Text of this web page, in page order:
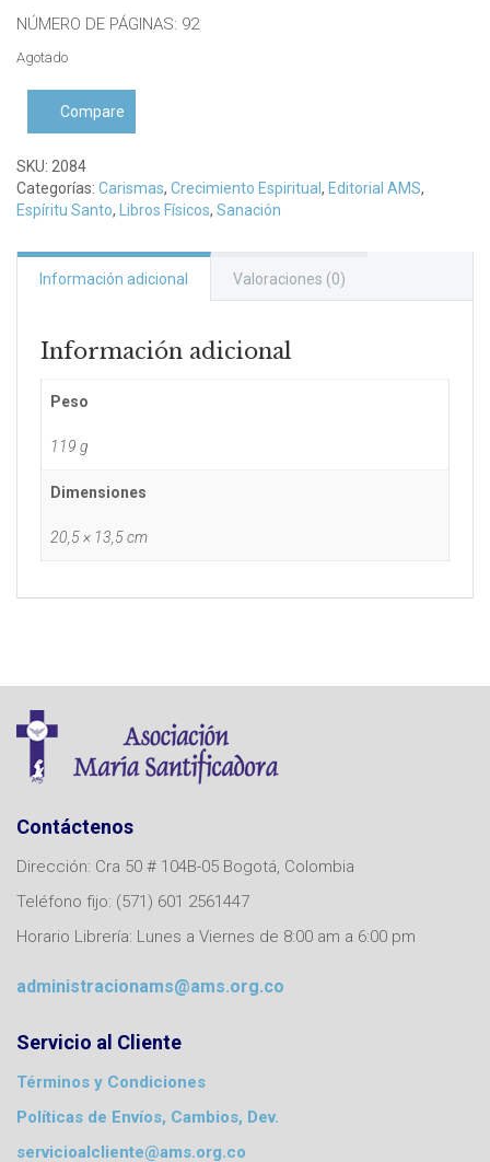
NÚMERO DE PÁGINAS: 92
Agotado
Compare
SKU: 2084
Categorías: Carismas, Crecimiento Espiritual , Editorial AMS,
Espíritu Santo, Libros Físicos, Sanación
Información adicional Valoraciones (0)
Información adicional
Peso
119 g
Dimensiones
20,5 × 13,5 cm
Contáctenos
Dirección: Cra 50 # 104B-05 Bogotá, Colombia
Teléfono fijo: (571) 601 2561447
Horario Librería: Lunes a Viernes de 8:00 am a 6:00 pm
administracionams@ams.org.co
Servicio al Cliente
Términos y Condiciones
Políticas de Envíos, Cambios, Dev.
servicioalcliente@ams.org.co